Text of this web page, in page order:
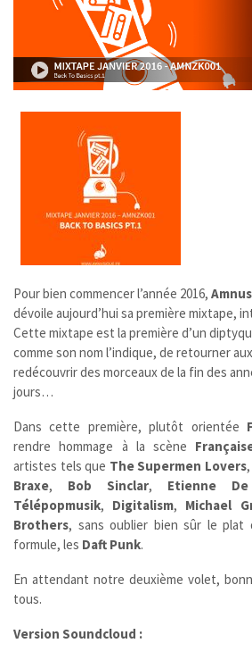
Pour bien commencer l’année 2016,
dévoile aujourd’hui sa première mixtape,
Cette mixtape est la première d’un
comme son nom l’indique, de retourner
redécouvrir des morceaux de la fin des
jours…
Dans cette première, plutôt orientée
rendre hommage à la scène
artistes tels que The Supermen Lovers,
Braxe, Bob Sinclar, Etienne
Télépopmusik, Digitalism, Michael
Brothers, sans oublier bien sûr le plat
formule, les Daft Punk.
En attendant notre deuxième volet,
tous.
Version Soundcloud :